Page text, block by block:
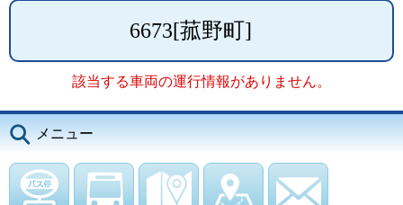
6673[菰野町]
該当する車両の運行情報がありません。
メニュー